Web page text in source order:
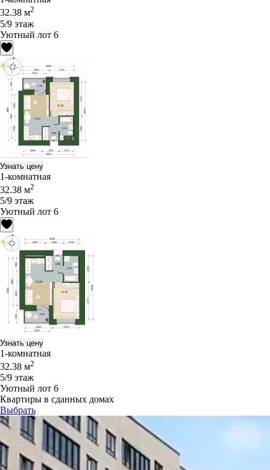
32.38 м2
5/9 этаж
Уютный лот 6
Узнать цену
1-комнатная
32.38 м2
5/9 этаж
Уютный лот 6
Узнать цену
1-комнатная
32.38 м2
5/9 этаж
Уютный лот 6
Квартиры в сданных домах
Выбрать